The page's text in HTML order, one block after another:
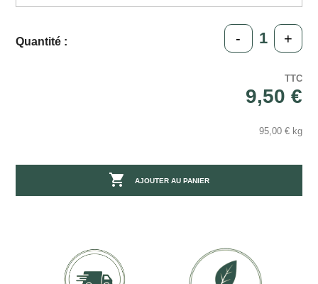
Quantité : - +
TTC
9,50 €
95,00 € kg
 AJOUTER AU PANIER